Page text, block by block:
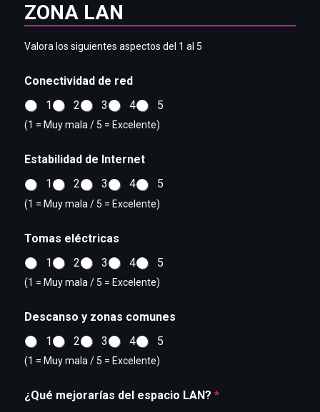
ZONA LAN
Valora los siguientes aspectos del 1 al 5
Conectividad de red
1
2 3 4 5
(1 = Muy mala / 5 = Excelente)
Estabilidad de Internet
1
2 3 4 5
(1 = Muy mala / 5 = Excelente)
Tomas eléctricas
1
2 3 4 5
(1 = Muy mala / 5 = Excelente)
Descanso y zonas comunes
1
2 3 4 5
(1 = Muy mala / 5 = Excelente)
¿Qué mejorarías del espacio LAN? *